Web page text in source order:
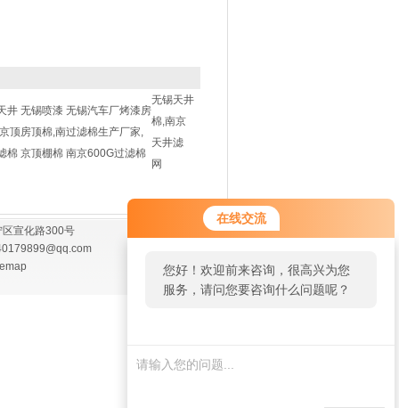
在线交流
您好！欢迎前来咨询，很高兴为您
服务，请问您要咨询什么问题呢？
井
顶
棉
无锡喷漆
房顶棉,南
京顶棚棉
无锡汽车厂烤漆房
过滤棉生产厂家,
南京600G过滤棉
无锡天井
棉,南京
天井滤
网
宣化路300号